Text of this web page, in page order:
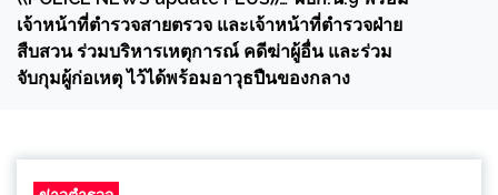
เจ้าหน้าที่ตำรวจสายตรวจ และเจ้าหน้าที่ตำรวจฝ่าย
สืบสวน ร่วมบริหารเหตุการณ์ คดีฆ่าผู้อื่น และร่วม
จับกุมผู้ก่อเหตุ ไว้ได้พร้อมอาวุธปืนของกลาง